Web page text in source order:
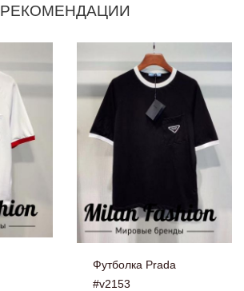
РЕКОМЕНДАЦИИ
Футболка Prada
#v2153